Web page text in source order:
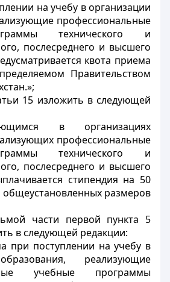
на учебу в организации
профессиональные
технического и
послесреднего и высшего
квота приема
Правительством
15 изложить в следующей
в организациях
профессиональные
технического и
послесреднего и высшего
стипендия на 50
размеров
части первой пункта 5
в следующей редакции:
при поступлении на учебу в
реализующие
учебные программы